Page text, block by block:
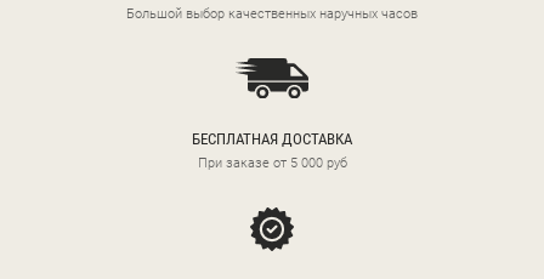
Большой выбор качественных наручных часов
БЕСПЛАТНАЯ ДОСТАВКА
При заказе от 5 000 руб